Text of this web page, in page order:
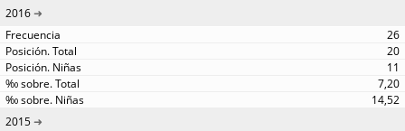
2016
26
20
11
7,20
14,52
2015